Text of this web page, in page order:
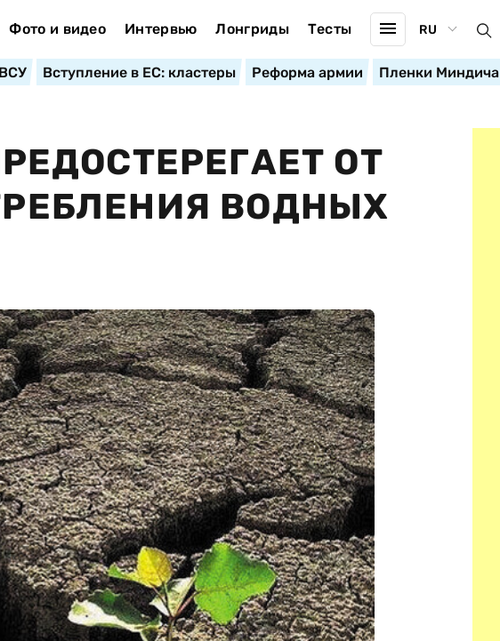
Фото и видео Интервью Лонгриды Тесты RU
Вступление в ЕС: кластеры Реформа армии Пленки Миндича
ОТ
ВОДНЫХ